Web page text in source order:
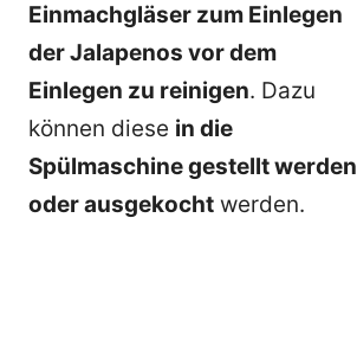
Einmachgläser zum Einlegen
der Jalapenos vor dem
Einlegen zu reinigen. Dazu
können diese in die
Spülmaschine gestellt werden
oder ausgekocht werden.